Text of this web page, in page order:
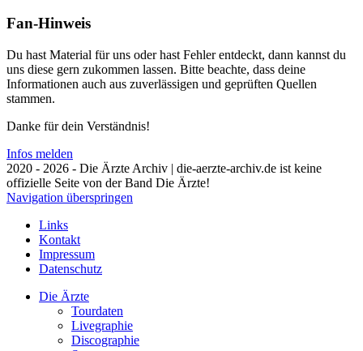
Fan-Hinweis
Du hast Material für uns oder hast Fehler entdeckt, dann kannst du
uns diese gern zukommen lassen. Bitte beachte, dass deine
Informationen auch aus zuverlässigen und geprüften Quellen
stammen.
Danke für dein Verständnis!
Infos melden
2020 - 2026 - Die Ärzte Archiv | die-aerzte-archiv.de ist keine
offizielle Seite von der Band Die Ärzte!
Navigation überspringen
Links
Kontakt
Impressum
Datenschutz
Die Ärzte
Tourdaten
Livegraphie
Discographie